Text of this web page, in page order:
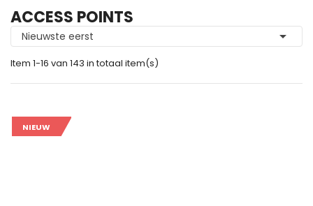
ACCESS POINTS
Nieuwste eerst 
Item 1-16 van 143 in totaal item(s)
NIEUW